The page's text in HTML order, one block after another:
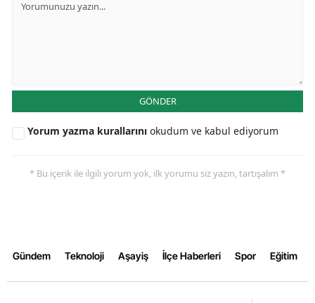
Düzce
GÖNDER
Yorum yazma kurallarını okudum ve kabul ediyorum
* Bu içerik ile ilgili yorum yok, ilk yorumu siz yazın, tartışalım *
Gündem Teknoloji Aşayiş İlçe Haberleri Spor Eğitim